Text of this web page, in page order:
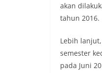
akan
tahun 2016.
Lebih
semester
pada Juni